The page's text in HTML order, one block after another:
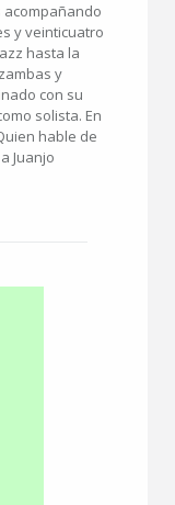
acompañando
y veinticuatro
hasta la
y
con su
solista. En
hable de
Juanjo